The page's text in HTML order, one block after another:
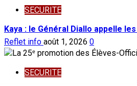
SECURITE
Kaya : le Général Diallo appelle
Reflet info août 1, 2026 0
SECURITE